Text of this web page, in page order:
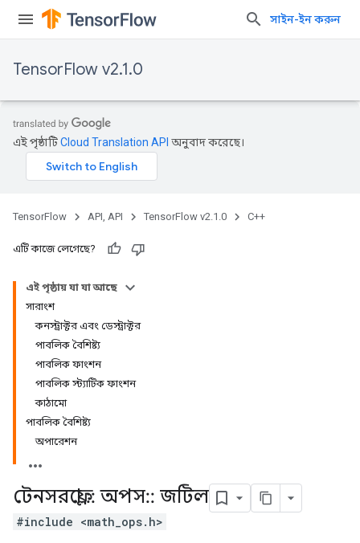
সাইন-ইন করুন
TensorFlow v2.1.0
এই পৃষ্ঠাটিCloud Translation API অনুবাদ করেছে।
TensorFlow API, API TensorFlow v2.1.0 C++
এটি কাজে লেগেছে?
এই পৃষ্ঠায় যা যা আছে
সারাংশ
কনস্ট্রাক্টর এবং ডেস্ট্রাক্টর
পাবলিক বৈশিষ্ট্য
পাবলিক ফাংশন
পাবলিক স্ট্যাটিক ফাংশন
কাঠামো
পাবলিক বৈশিষ্ট্য
অপারেশন
টেনসরফ্লো:: অপস:: জটিল
#include <math_ops.h>